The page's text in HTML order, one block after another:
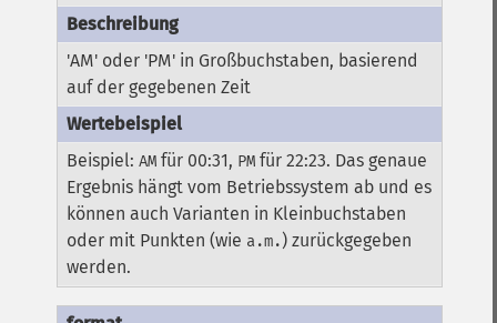
'AM' oder 'PM' in Großbuchstaben, basierend
auf der gegebenen Zeit
Beispiel:AM für 00:31, PM für 22:23. Das genaue
Ergebnis hängt vom Betriebssystem ab und es
können auch Varianten in Kleinbuchstaben
oder mit Punkten (wie a.m.) zurückgegeben
werden.